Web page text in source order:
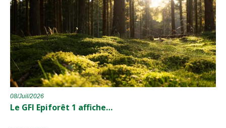
08/Juil/2026
Le GFI Epiforêt 1 affiche…